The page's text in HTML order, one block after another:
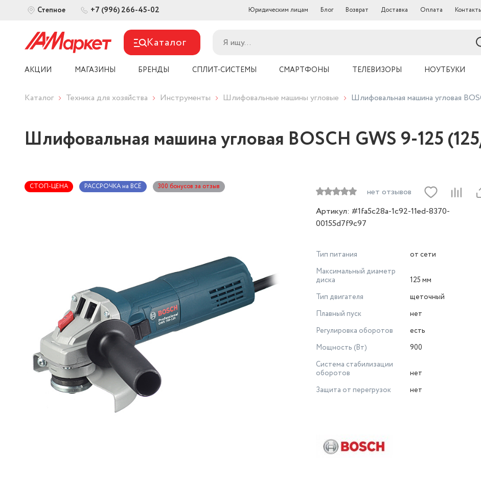
Степное +7 (996) 266-45-02 Юридическим лицам Блог Возврат Доставка Оплата
Каталог
АКЦИИ МАГАЗИНЫ БРЕНДЫ СПЛИТ-СИСТЕМЫ СМАРТФОНЫ ТЕЛЕВИЗОРЫ НОУТБУКИ
Каталог Техника для хозяйства Инструменты Шлифовальные машины угловые Шлифовальная машина угловая
Шлифовальная машина угловая BOSCH GWS 9-125
СТОП-ЦЕНА РАССРОЧКА на ВСЁ 300 бонусов за отзыв
нет отзывов
Артикул: #1fa5c28a-1c92-11ed-8370-
00155d7f9c97
Тип питания
от сети
Максимальный диаметр
диска
125 мм
Тип двигателя
щеточный
Плавный пуск
нет
Регулировка оборотов
есть
Мощность (Вт)
900
Система стабилизации
оборотов
нет
Защита от перегрузок
нет